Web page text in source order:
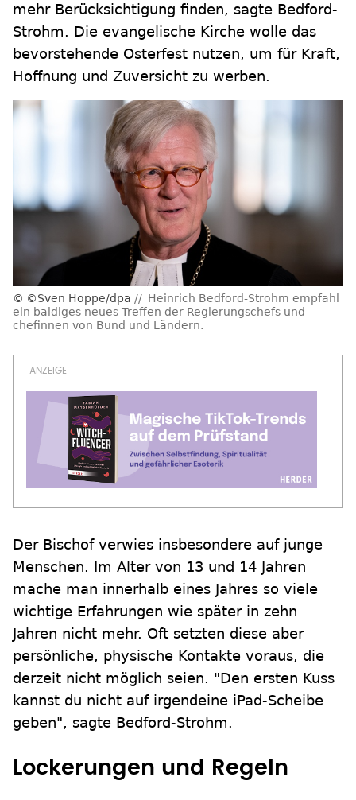
mehr Berücksichtigung finden, sagte Bedford-
Strohm. Die evangelische Kirche wolle das
bevorstehende Osterfest nutzen, um für Kraft,
Hoffnung und Zuversicht zu werben.
©Sven Hoppe/dpa
Heinrich Bedford-Strohm empfahl
ein baldiges neues Treffen der Regierungschefs und -
chefinnen von Bund und Ländern.
Der Bischof verwies insbesondere auf junge
Menschen. Im Alter von 13 und 14 Jahren
mache man innerhalb eines Jahres so viele
wichtige Erfahrungen wie später in zehn
Jahren nicht mehr. Oft setzten diese aber
persönliche, physische Kontakte voraus, die
derzeit nicht möglich seien. "Den ersten Kuss
kannst du nicht auf irgendeine iPad-Scheibe
geben", sagte Bedford-Strohm.
Lockerungen und Regeln